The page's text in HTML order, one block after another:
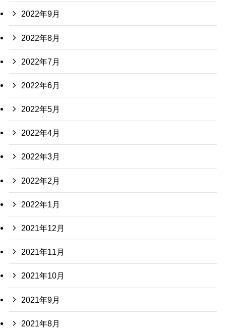
2022年9月
2022年8月
2022年7月
2022年6月
2022年5月
2022年4月
2022年3月
2022年2月
2022年1月
2021年12月
2021年11月
2021年10月
2021年9月
2021年8月